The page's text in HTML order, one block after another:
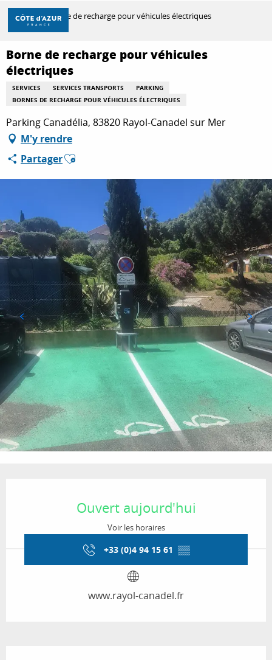
Aller
contenu
principal
DÉCOUVRIR
À FAIRE
SÉJOURNER
Accueil Borne de recharge pour véhicules électriques
Borne de recharge pour véhicules
électriques
SERVICES SERVICES TRANSPORTS
PARKING
BORNES DE RECHARGE POUR VÉHICULES ÉLECTRIQUES
Parking Canadélia, 83820 Rayol-Canadel sur Mer
M'y rendre
PartagerAjouter aux favoris
Ouvert aujourd'hui
Voir les horaires
+33 (0)4 94 15 61 ▒▒
www.rayol-canadel.fr